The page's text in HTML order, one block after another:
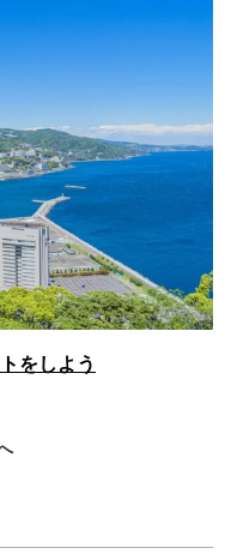
をしよう